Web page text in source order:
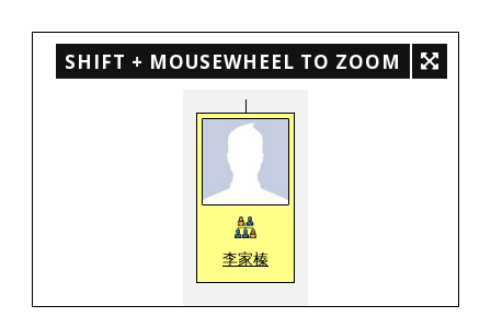
SHIFT + MOUSEWHEEL TO ZOOM
李家榛